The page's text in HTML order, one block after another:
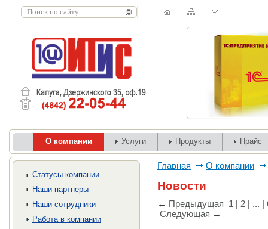
О компании Услуги Продукты Прайс
Cтатусы компании
Наши партнеры
Наши сотрудники
Работа в компании
Главная О компании
Новости
← Предыдущая 1 | 2 | ... |
Следующая →